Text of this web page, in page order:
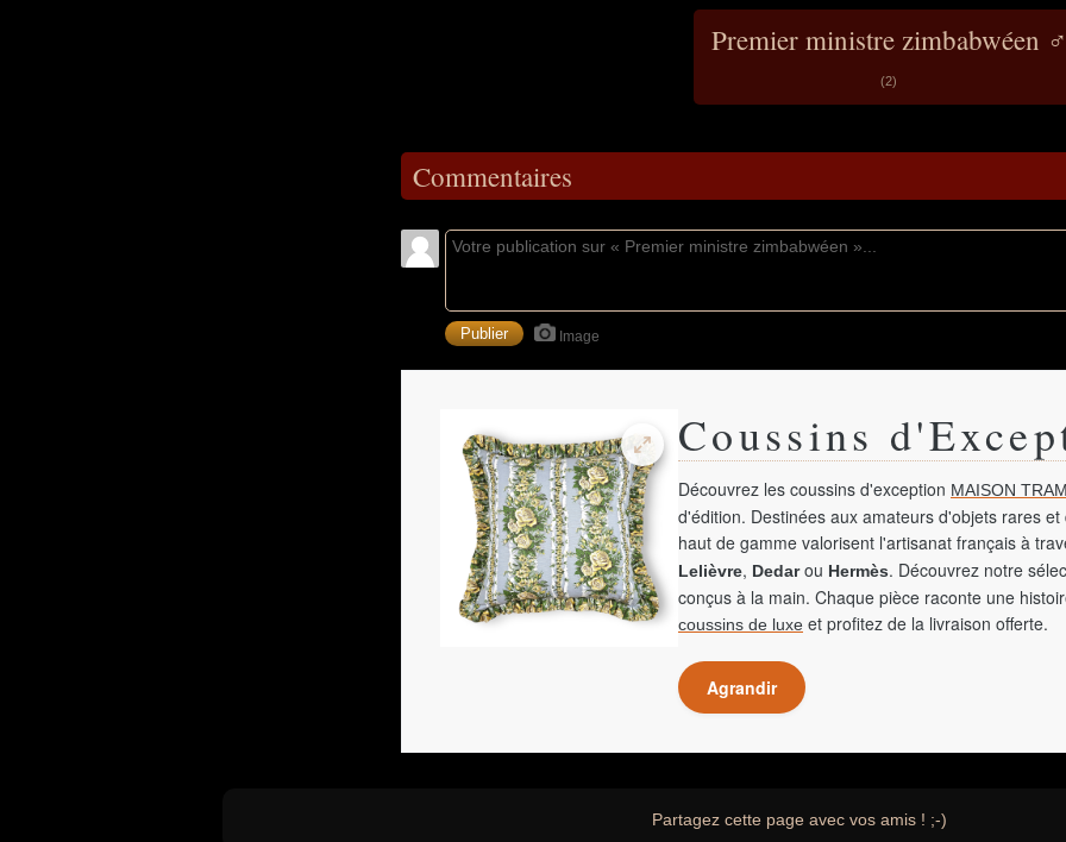
Premier ministre zimbabwéen ♂
(2)
Commentaires
Image
Coussins
Découvrez les coussins d'exception MAISON
d'édition. Destinées aux amateurs d'objets rares
haut de gamme valorisent l'artisanat français à
Lelièvre, Dedarou Hermès. Découvrez notre
conçus à la main. Chaque pièce raconte une
coussins de luxe et profitez de la livraison offerte.
Agrandir
Partagez cette page avec vos amis ! ;-)